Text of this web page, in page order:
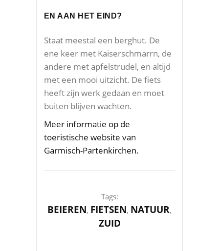
EN AAN HET EIND?
Staat meestal een berghut. De
ene keer met Kaiserschmarrn, de
andere met apfelstrudel, en altijd
met een mooi uitzicht. De fiets
heeft zijn werk gedaan en moet
buiten blijven wachten.
Meer informatie op de
toeristische website van
Garmisch-Partenkirchen.
Tags:
BEIEREN, FIETSEN, NATUUR,
ZUID